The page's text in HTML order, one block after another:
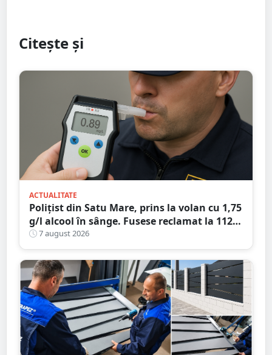
Citește și
ACTUALITATE
Polițist din Satu Mare, prins la volan cu 1,75
g/l alcool în sânge. Fusese reclamat la 112
că circula pe contrasens
7 august 2026